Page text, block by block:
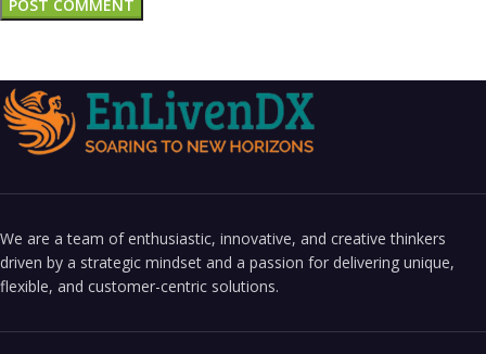
We are a team of enthusiastic, innovative, and creative thinkers
driven by a strategic mindset and a passion for delivering unique,
flexible, and customer-centric solutions.